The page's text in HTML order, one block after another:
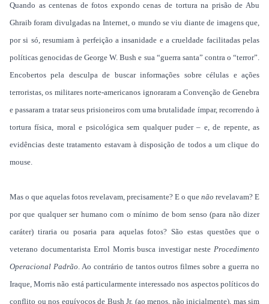
Quando as centenas de fotos expondo cenas de tortura na prisão de Abu
Ghraib foram divulgadas na Internet, o mundo se viu diante de imagens que,
por si só, resumiam à perfeição a insanidade e a crueldade facilitadas pelas
políticas genocidas de George W. Bush e sua “guerra santa” contra o “terror”.
Encobertos pela desculpa de buscar informações sobre células e ações
terroristas, os militares norte-americanos ignoraram a Convenção de Genebra
e passaram a tratar seus prisioneiros com uma brutalidade ímpar, recorrendo à
tortura física, moral e psicológica sem qualquer puder – e, de repente, as
evidências deste tratamento estavam à disposição de todos a um clique do
mouse.
Mas o que aquelas fotos revelavam, precisamente? E o que não revelavam? E
por que qualquer ser humano com o mínimo de bom senso (para não dizer
caráter) tiraria ou posaria para aquelas fotos? São estas questões que o
veterano documentarista Errol Morris busca investigar neste Procedimento
Operacional Padrão. Ao contrário de tantos outros filmes sobre a guerra no
Iraque, Morris não está particularmente interessado nos aspectos políticos do
conflito ou nos equívocos de Bush Jr. (ao menos, não inicialmente), mas sim